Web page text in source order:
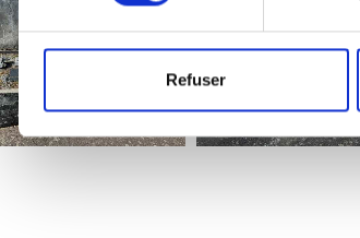
Refuser